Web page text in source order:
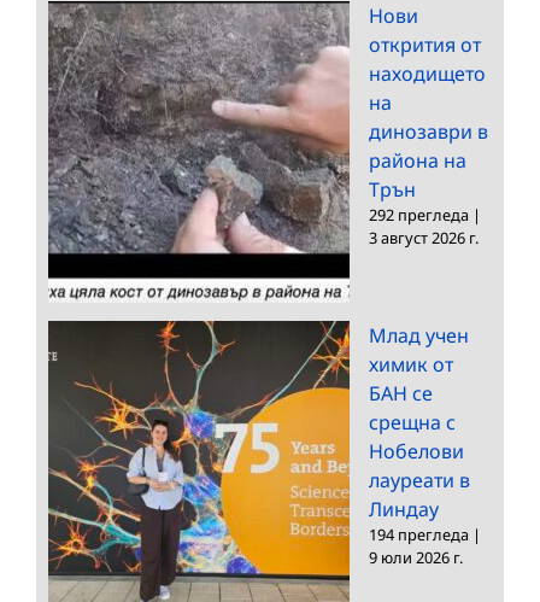
Нови
открития от
находището
на
динозаври в
района на
Трън
292 прегледа |
3 август 2026 г.
Млад учен
химик от
БАН се
срещна с
Нобелови
лауреати в
Линдау
194 прегледа |
9 юли 2026 г.